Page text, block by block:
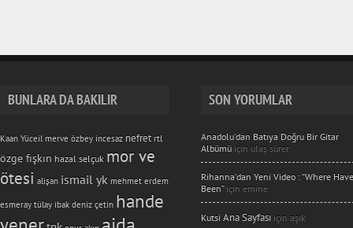
BUNLARA DA BAKILIR
Kaan Yüceil merve özbey incesaz nefret rtl
özge fışkın hazal selçuk mor ve
ötesi alişan ismail yk mehmet erdem
esmeray tülay ibak deniz çetin hande
SON YORUMLAR
Anadolu’dan Batıya Doğru Bir Gitar
Albümü için ulaş sürer
Rihanna’dan Yeni Video : “Where
Been”için emine
Kutsi Ana Sayfası için aşık